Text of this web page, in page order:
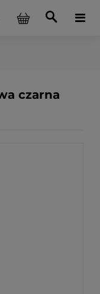
czarna